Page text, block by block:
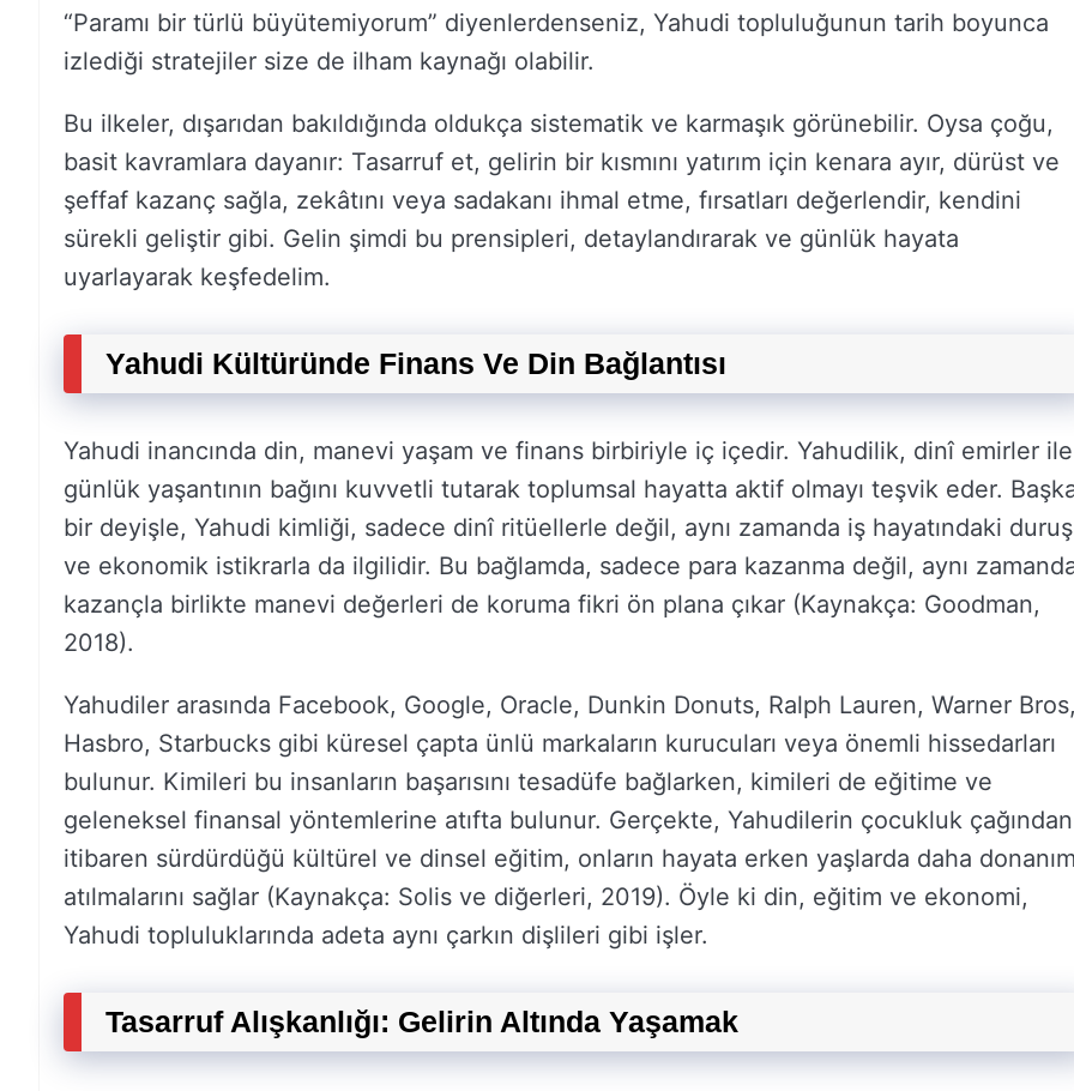
“Paramı bir türlü büyütemiyorum” diyenlerdenseniz, Yahudi topluluğunun tarih boyunca
izlediği stratejiler size de ilham kaynağı olabilir.
Bu ilkeler, dışarıdan bakıldığında oldukça sistematik ve karmaşık görünebilir. Oysa çoğu,
basit kavramlara dayanır: Tasarruf et, gelirin bir kısmını yatırım için kenara ayır, dürüst ve
şeffaf kazanç sağla, zekâtını veya sadakanı ihmal etme, fırsatları değerlendir, kendini
sürekli geliştir gibi. Gelin şimdi bu prensipleri, detaylandırarak ve günlük hayata
uyarlayarak keşfedelim.
Yahudi Kültüründe Finans Ve Din Bağlantısı
Yahudi inancında din, manevi yaşam ve finans birbiriyle iç içedir. Yahudilik, dinî emirler ile
günlük yaşantının bağını kuvvetli tutarak toplumsal hayatta aktif olmayı teşvik eder.
bir deyişle, Yahudi kimliği, sadece dinî ritüellerle değil, aynı zamanda iş hayatındaki
ve ekonomik istikrarla da ilgilidir. Bu bağlamda, sadece para kazanma değil, aynı
kazançla birlikte manevi değerleri de koruma fikri ön plana çıkar (Kaynakça: Goodman,
2018).
Yahudiler arasında Facebook, Google, Oracle, Dunkin Donuts, Ralph Lauren, Warner
Hasbro, Starbucks gibi küresel çapta ünlü markaların kurucuları veya önemli hissedarları
bulunur. Kimileri bu insanların başarısını tesadüfe bağlarken, kimileri de eğitime ve
geleneksel finansal yöntemlerine atıfta bulunur. Gerçekte, Yahudilerin çocukluk çağından
itibaren sürdürdüğü kültürel ve dinsel eğitim, onların hayata erken yaşlarda daha
atılmalarını sağlar (Kaynakça: Solis ve diğerleri, 2019). Öyle ki din, eğitim ve ekonomi,
Yahudi topluluklarında adeta aynı çarkın dişlileri gibi işler.
Tasarruf Alışkanlığı: Gelirin Altında Yaşamak